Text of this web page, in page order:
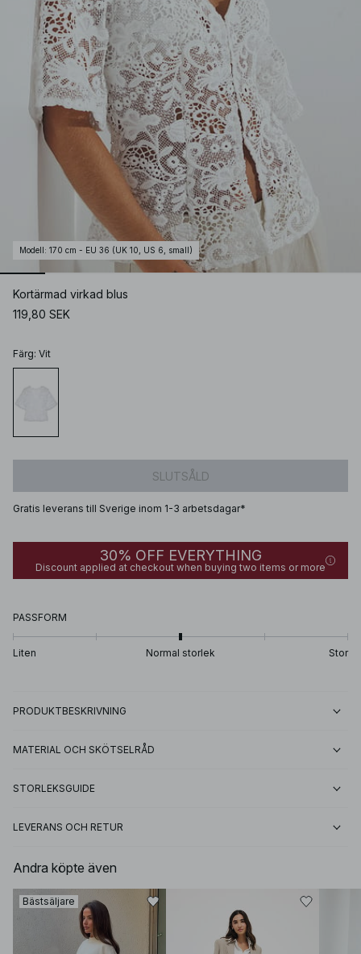
Modell : 170 cm - EU 36 (UK 10, US 6, small)
Kortärmad virkad blus
119,80 SEK
Färg: Vit
SLUTSÅLD
Gratis leverans till Sverige inom 1-3 arbetsdagar*
30% OFF EVERYTHING
Discount applied at checkout when buying two items or more
PASSFORM
Liten Normal storlek Stor
PRODUKTBESKRIVNING
MATERIAL OCH SKÖTSELRÅD
STORLEKSGUIDE
LEVERANS OCH RETUR
Andra köpte även
Bästsäljare